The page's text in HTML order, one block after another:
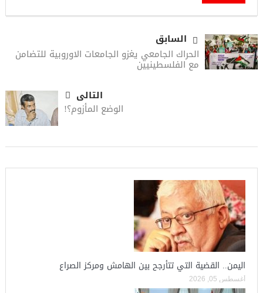
السابق
الحراك الجامعي يغزو الجامعات الاوروبية للتضامن
مع الفلسطينيين
التالى
الوضع المأزوم؟!
اليمن.. القضية التي تتأرجح بين الهامش ومركز الصراع
أغسطس 05, 2026